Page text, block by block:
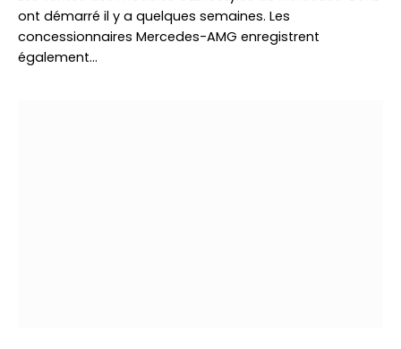
ont démarré il y a quelques semaines. Les
concessionnaires Mercedes-AMG enregistrent
également…